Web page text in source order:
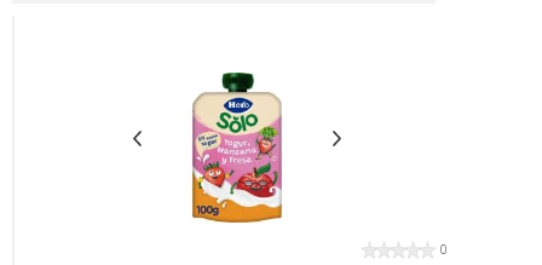
0